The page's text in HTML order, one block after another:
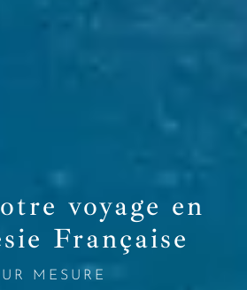
voyage en
Française
MESURE